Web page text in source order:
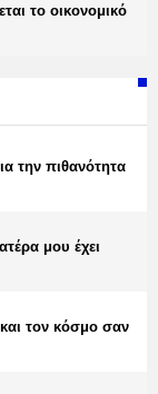
το οικονομικό
την πιθανότητα
μου έχει
και τον κόσμο σαν